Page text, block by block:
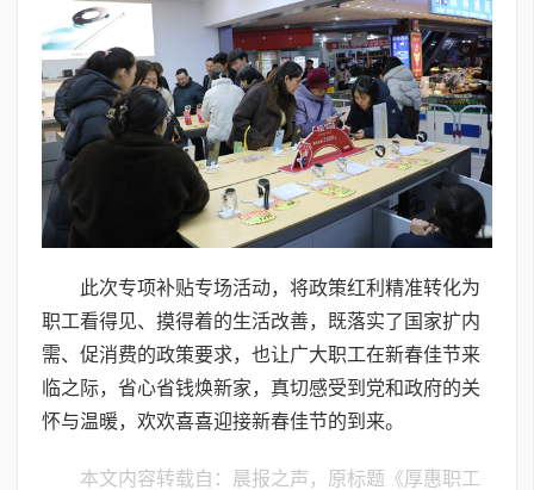
此次专项补贴专场活动，将政策红利精准转化为
职工看得见、摸得着的生活改善，既落实了国家扩内
需、促消费的政策要求，也让广大职工在新春佳节来
临之际，省心省钱焕新家，真切感受到党和政府的关
怀与温暖，欢欢喜喜迎接新春佳节的到来。
本文内容转载自：晨报之声，原标题《厚惠职工